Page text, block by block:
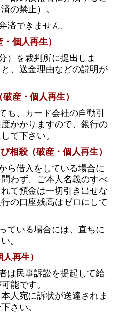
の禁止）。
済できません。
個人再生）
）を裁判所に提出しま
、送金理由などの説明が
産・個人再生）
も、カード会社の自動引
かかりますので、銀行の
て下さい。
相殺（破産・個人再生）
ら借入をしている場合に
わず、ご本人名義のすべ
て預金は一切引き出せな
の口座残高はゼロにして
ている場合には、直ちに
。
再生）
は民事訴訟を提起して給
能です。
人宛に訴状が送達されま
さい。